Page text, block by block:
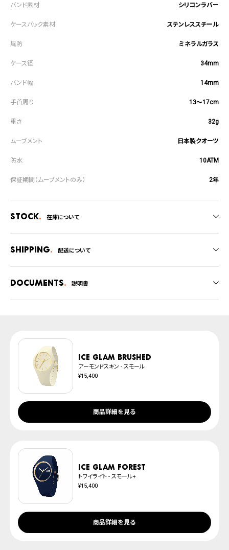
シリコンラバー
ステンレススチール
ミネラルガラス
34mm
14mm
13～17cm
32g
日本製クオーツ
10ATM
2年
Stock 在庫について
在庫切れの場合、キャンセルをさせて頂きます。
Shipping 配送について
・系列店舗から取り寄せ後に発送
※ご予約商品は、記載のお届け予定での発送となります。
Documents 説明書
防水について
ICE glam brushed
アーモンドスキン - スモール
¥15,400
商品詳細を見る
ICE glam forest
トワイライト - スモール+
¥15,400
商品詳細を見る